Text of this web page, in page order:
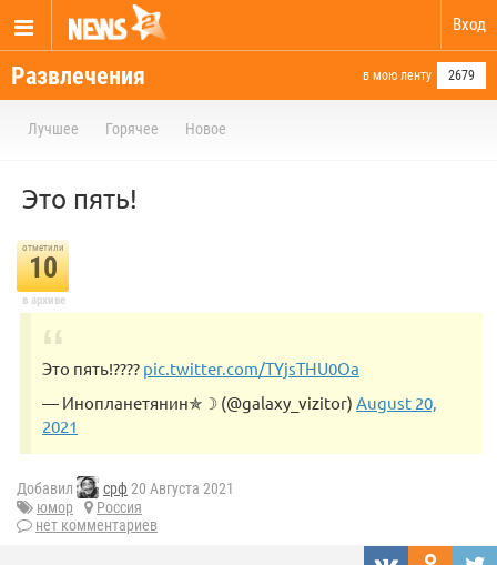
Вход
Развлечения в мою ленту 2679
Лучшее Горячее Новое
Это пять!
отметили
10
в архиве
Это пять!???? pic.twitter.com/TYjsTHU0Oa
— Инопланетянин✯☽︎ (@galaxy_vizitor) August 20,
2021
Добавил срф 20 Августа 2021
юмор
Россия
нет комментариев